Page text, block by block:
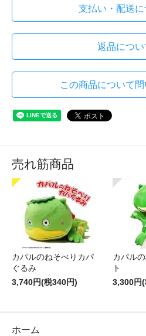
支払い・配送に
返品につい
この商品について
売れ筋商品
カパルのねそべりカパ
ぐるみ
3,740円(税340円)
カパル
ト
3,300円
ホーム